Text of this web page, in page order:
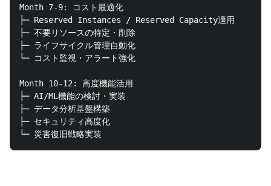
Month 7-9: コスト最適化
├─ Reserved Instances / Reserved Capacity適用
├─ 不要リソースの特定・削除
├─ ライフサイクル管理自動化
└─ コスト監視・アラート強化
Month 10-12: 高度機能活用
├─ AI/ML機能の検討・実装
├─ データ分析基盤構築
├─ セキュリティ高度化